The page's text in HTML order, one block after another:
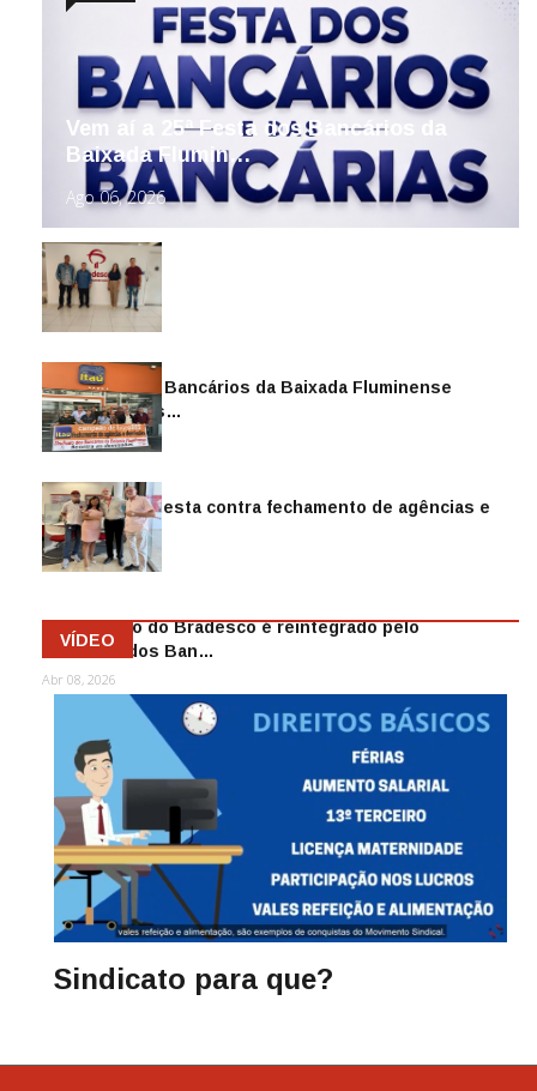
Vem aí a 25ª Festa dos Bancários da
Baixada Flumin…
Ago 06, 2026
Sindicato dos Bancários da Baixada Fluminense
reintegra mais…
Jul 14, 2026
Sindicato protesta contra fechamento de agências e
as demiss…
Mai 13, 2026
Funcionário do Bradesco é reintegrado pelo
Sindicato dos Ban…
Abr 08, 2026
VÍDEO
Sindicato para que?